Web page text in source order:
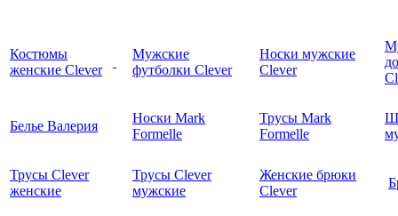
Костюмы
женские Clever
Мужские
футболки Clever
Носки мужские
Clever
Белье Валерия
Носки Mark
Formelle
Трусы Mark
Formelle
Трусы Clever
женские
Трусы Clever
мужские
Женские брюки
Clever